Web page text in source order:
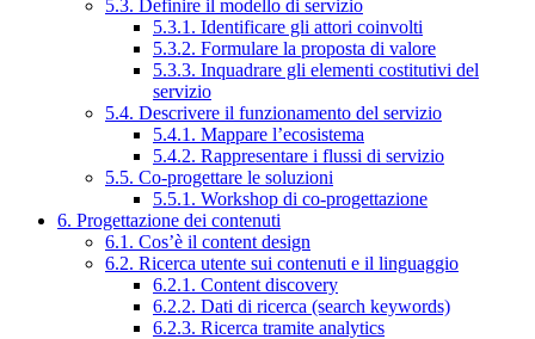
5.3. Definire il modello di servizio
5.3.1. Identificare gli attori coinvolti
5.3.2. Formulare la proposta di valore
5.3.3. Inquadrare gli elementi costitutivi del
servizio
5.4. Descrivere il funzionamento del servizio
5.4.1. Mappare l’ecosistema
5.4.2. Rappresentare i flussi di servizio
5.5. Co-progettare le soluzioni
5.5.1. Workshop di co-progettazione
6. Progettazione dei contenuti
6.1. Cos’è il content design
6.2. Ricerca utente sui contenuti e il linguaggio
6.2.1. Content discovery
6.2.2. Dati di ricerca (search keywords)
6.2.3. Ricerca tramite analytics